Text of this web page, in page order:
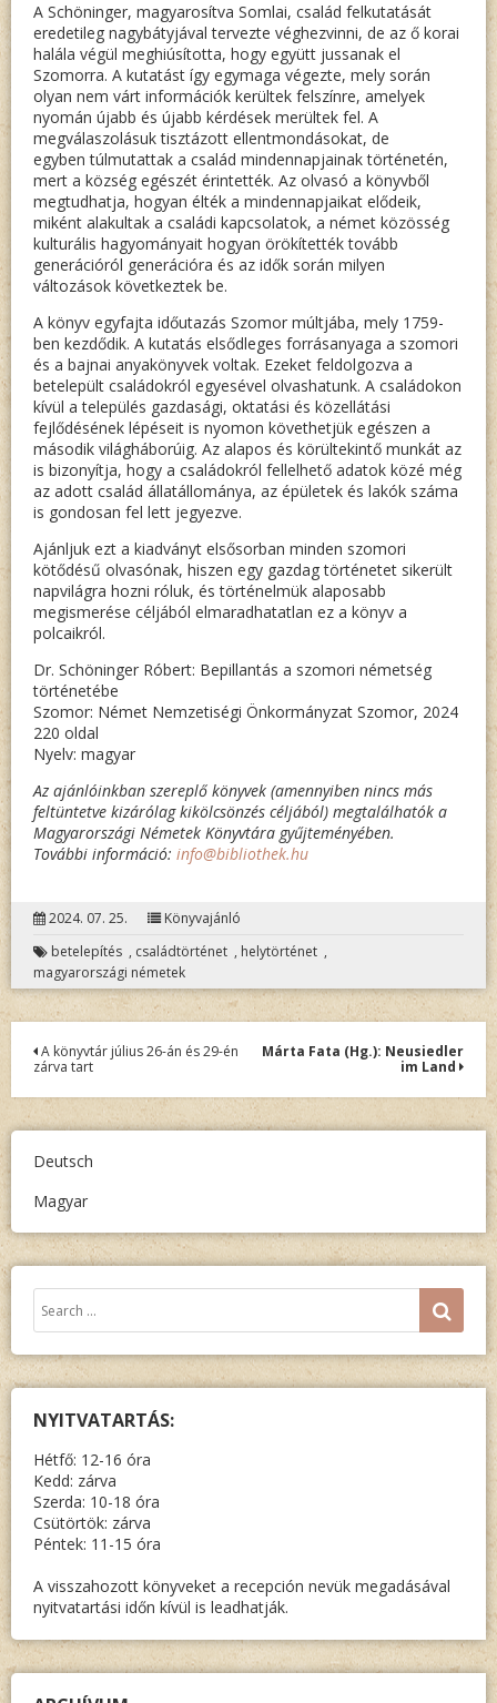
A Schöninger, magyarosítva Somlai, család felkutatását
eredetileg nagybátyjával tervezte véghezvinni, de az ő korai
halála végül meghiúsította, hogy együtt jussanak el
Szomorra. A kutatást így egymaga végezte, mely során
olyan nem várt információk kerültek felszínre, amelyek
nyomán újabb és újabb kérdések merültek fel. A
megválaszolásuk tisztázott ellentmondásokat, de
egyben túlmutattak a család mindennapjainak történetén,
mert a község egészét érintették. Az olvasó a könyvből
megtudhatja, hogyan élték a mindennapjaikat elődeik,
miként alakultak a családi kapcsolatok, a német közösség
kulturális hagyományait hogyan örökítették tovább
generációról generációra és az idők során milyen
változások következtek be.
A könyv egyfajta időutazás Szomor múltjába, mely 1759-
ben kezdődik. A kutatás elsődleges forrásanyaga a szomori
és a bajnai anyakönyvek voltak. Ezeket feldolgozva a
betelepült családokról egyesével olvashatunk. A családokon
kívül a település gazdasági, oktatási és közellátási
fejlődésének lépéseit is nyomon követhetjük egészen a
második világháborúig. Az alapos és körültekintő munkát az
is bizonyítja, hogy a családokról fellelhető adatok közé még
az adott család állatállománya, az épületek és lakók száma
is gondosan fel lett jegyezve.
Ajánljuk ezt a kiadványt elsősorban minden szomori
kötődésű olvasónak, hiszen egy gazdag történetet sikerült
napvilágra hozni róluk, és történelmük alaposabb
megismerése céljából elmaradhatatlan ez a könyv a
polcaikról.
Dr. Schöninger Róbert: Bepillantás a szomori németség
történetébe
Szomor: Német Nemzetiségi Önkormányzat Szomor, 2024
220 oldal
Nyelv: magyar
Az ajánlóinkban szereplő könyvek (amennyiben nincs más
feltüntetve kizárólag kikölcsönzés céljából) megtalálhatók a
Magyarországi Németek Könyvtára gyűjteményében.
További információ: info@bibliothek.hu
2024. 07. 25.
Könyvajánló
betelepítés , családtörténet , helytörténet ,
magyarországi németek
Bejegyzés
navigáció
A könyvtár július 26-án és 29-én
zárva tart
Márta Fata (Hg.): Neusiedler
im Land
Deutsch
Magyar
Keresés:
NYITVATARTÁS:
Hétfő: 12-16 óra
Kedd: zárva
Szerda: 10-18 óra
Csütörtök: zárva
Péntek: 11-15 óra
A visszahozott könyveket a recepción nevük megadásával
nyitvatartási időn kívül is leadhatják.